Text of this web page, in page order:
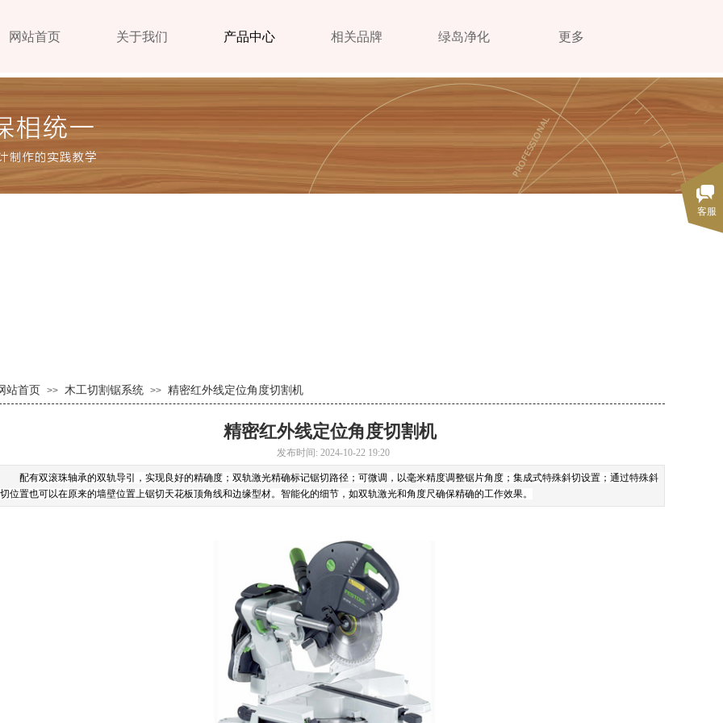
站首页 >> 木工切割锯系统 >> 精密红外线定位角度切割机
精密红外线定位角度切割机
发布时间: 2024-10-22 19:20
配有双滚珠轴承的双轨导引，实现良好的精确度 ； 双轨激光精确标记锯切路径 ； 可微调，以毫米精度调整锯片角度 ； 集成式特殊斜切设置 ； 通过特殊斜
切位置也可以在原来的墙壁位置上锯切天花板顶角线和边缘型材。智能化的细节，如双轨激光和角度尺确保精确的工作效果。
网站首页 关于我们 产品中心 相关品牌 绿岛净化 更多
客服